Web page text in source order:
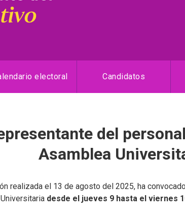
electoral Candidatos
del
Asamblea
realizada el 13 de agosto del 2025, ha
desde el jueves 9 hasta el viernes